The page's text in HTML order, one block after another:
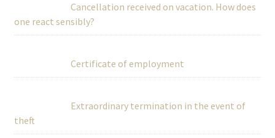
Cancellation received on vacation. How does
one react sensibly?
Certificate of employment
Extraordinary termination in the event of
theft